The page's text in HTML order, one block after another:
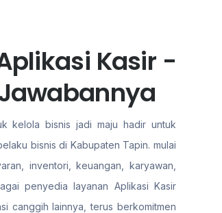
Kasir -
kelola bisnis jadi maju hadir untuk
bisnis di Kabupaten Tapin. mulai
inventori, keuangan, karyawan,
penyedia layanan Aplikasi Kasir
canggih lainnya, terus berkomitmen